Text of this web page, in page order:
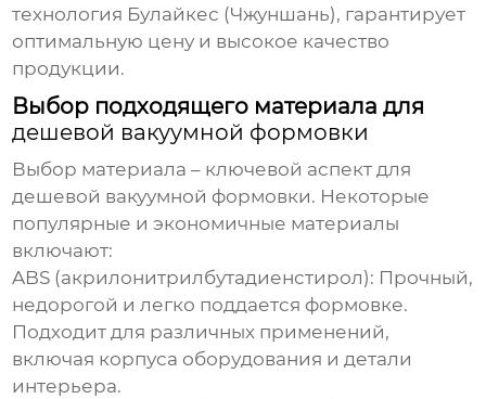
технология Булайкес (Чжуншань), гарантирует
оптимальную цену и высокое качество
продукции.
Выбор подходящего материала для
дешевой вакуумной формовки
Выбор материала – ключевой аспект для
дешевой вакуумной формовки. Некоторые
популярные и экономичные материалы
включают:
ABS (акрилонитрилбутадиенстирол): Прочный,
недорогой и легко поддается формовке.
Подходит для различных применений,
включая корпуса оборудования и детали
интерьера.